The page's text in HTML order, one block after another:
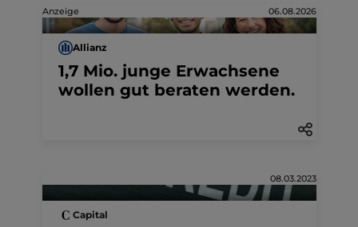
Anzeige 06.08.2026
Allianz
1,7 Mio. junge Erwachsene
wollen gut beraten werden.
08.03.2023
Capital